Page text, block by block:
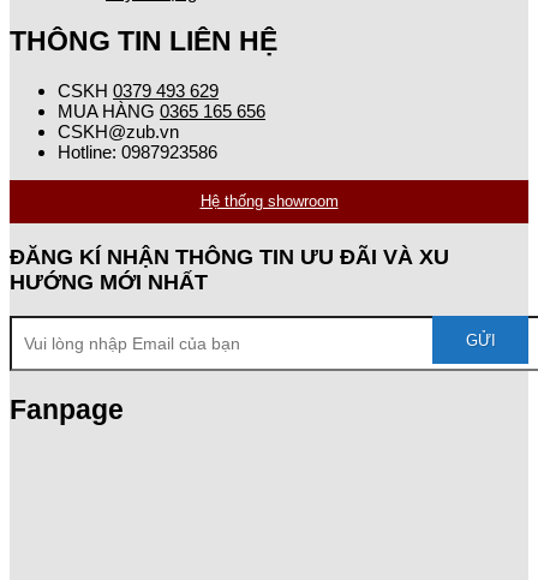
THÔNG TIN LIÊN HỆ
CSKH 0379 493 629
MUA HÀNG 0365 165 656
CSKH@zub.vn
Hotline: 0987923586
Hệ thống showroom
ĐĂNG KÍ NHẬN THÔNG TIN ƯU ĐÃI VÀ XU
HƯỚNG MỚI NHẤT
Fanpage